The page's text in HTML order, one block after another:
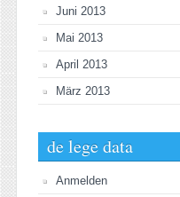
Juni 2013
Mai 2013
April 2013
März 2013
de lege data
Anmelden